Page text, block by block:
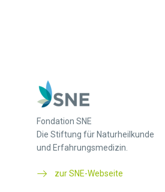
Fondation SNE
Die Stiftung für Naturheilkunde
und Erfahrungsmedizin.
zur SNE-Webseite